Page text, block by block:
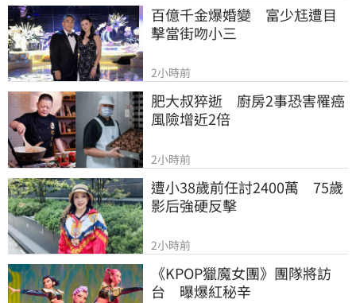
百億千金爆婚變　富少尪遭目
擊當街吻小三
2小時前
肥大叔猝逝　廚房2事恐害罹癌
風險增近2倍
2小時前
遭小38歲前任討2400萬　75歲
影后強硬反擊
2小時前
《KPOP獵魔女團》團隊將訪
台　曝爆紅秘辛